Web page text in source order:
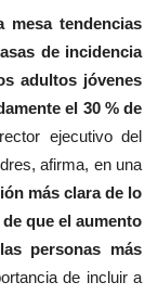
tendencias
de incidencia
adultos jóvenes
el 30 % de
ejecutivo del
afirma, en una
más clara de lo
que el aumento
personas más
de incluir a